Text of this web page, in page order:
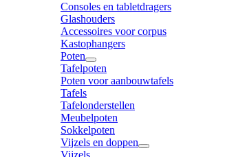
Consoles en tabletdragers
Glashouders
Accessoires voor corpus
Kastophangers
Poten
Tafelpoten
Poten voor aanbouwtafels
Tafels
Tafelonderstellen
Meubelpoten
Sokkelpoten
Vijzels en doppen
Vijzels